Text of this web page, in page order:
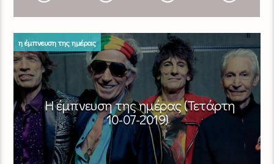
η έμπνευση της ημέρας
Η έμπνευση της ημέρας (Τετάρτη
10-07-2019)